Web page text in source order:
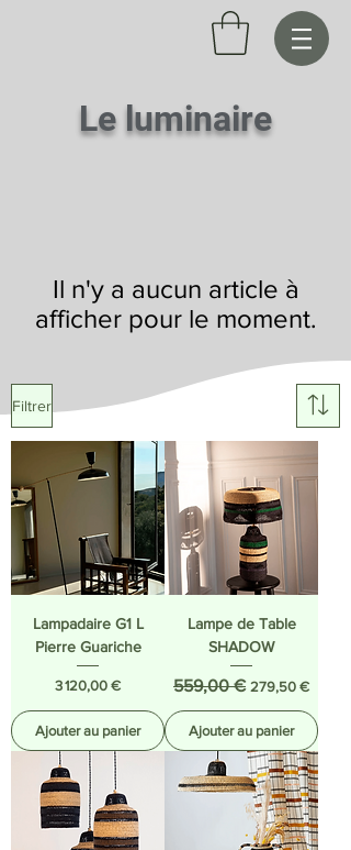
Le luminaire
Il n'y a aucun article à
afficher pour le moment.
Filtrer
Lampadaire G1 L
Pierre Guariche
Prix
3 120,00 €
Ajouter au panier
Lampe de Table
SHADOW
Prix original
559,00 € Prix promotionnel
279,50 €
Ajouter au panier